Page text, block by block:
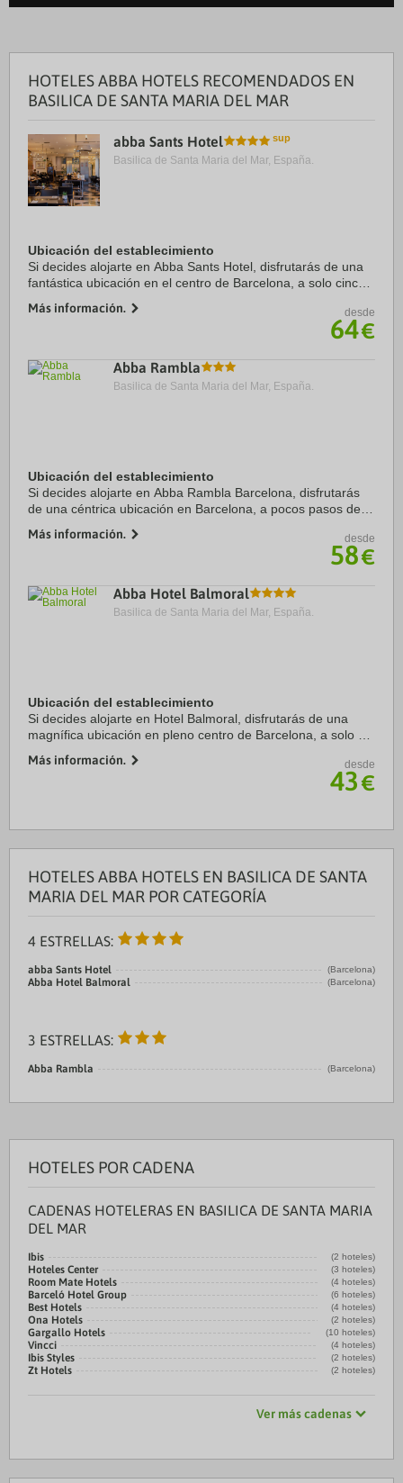
HOTELES ABBA HOTELS RECOMENDADOS EN
BASILICA DE SANTA MARIA DEL MAR
abba Sants Hotel
Basilica de Santa Maria del Mar, España.
Ubicación del establecimiento
Si decides alojarte en Abba Sants Hotel, disfrutarás de una
fantástica ubicación en el centro de Barcelona, a solo cinco
Además, este hotel de lujo se ...
Más información. desde
64€
Abba Rambla
Basilica de Santa Maria del Mar, España.
Ubicación del establecimiento
Si decides alojarte en Abba Rambla Barcelona, disfrutarás
de una céntrica ubicación en Barcelona, a pocos pasos de
de la Boquería. Además, este ...
Más información. desde
58€
Abba Hotel Balmoral
Basilica de Santa Maria del Mar, España.
Ubicación del establecimiento
Si decides alojarte en Hotel Balmoral, disfrutarás de una
magnífica ubicación en pleno centro de Barcelona, a solo 15
este hotel con spa se encuentra a ...
Más información. desde
43€
HOTELES ABBA HOTELS EN BASILICA DE SANTA
MARIA DEL MAR POR CATEGORÍA
4 ESTRELLAS:
abba Sants Hotel (Barcelona)
Abba Hotel Balmoral (Barcelona)
3 ESTRELLAS:
Abba Rambla (Barcelona)
HOTELES POR CADENA
CADENAS HOTELERAS EN BASILICA DE SANTA MARIA
DEL MAR
Ibis (2 hoteles)
Hoteles Center (3 hoteles)
Room Mate Hotels (4 hoteles)
Barceló Hotel Group (6 hoteles)
Best Hotels (4 hoteles)
Ona Hotels (2 hoteles)
Gargallo Hotels (10 hoteles)
Vincci (4 hoteles)
Ibis Styles (2 hoteles)
Zt Hotels (2 hoteles)
Ver más cadenas